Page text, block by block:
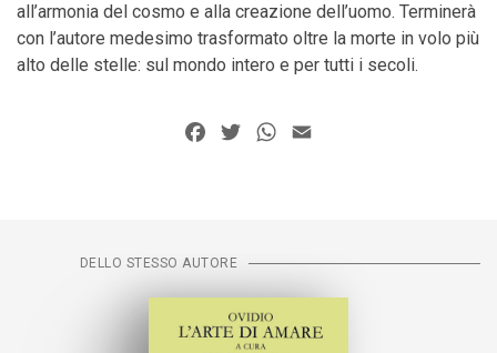
all’armonia del cosmo e alla creazione dell’uomo. Terminerà
con l’autore medesimo trasformato oltre la morte in volo più
alto delle stelle: sul mondo intero e per tutti i secoli.
FacebookTwitterWhatsApp
DELLO STESSO AUTORE